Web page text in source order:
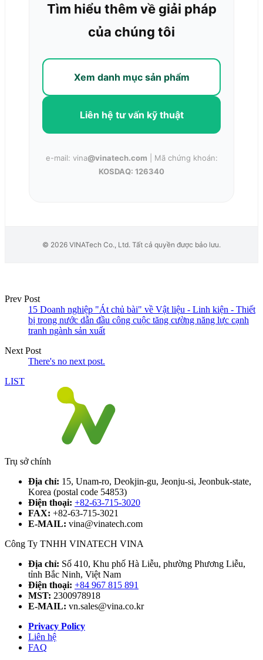
Tìm hiểu thêm về giải pháp
của chúng tôi
Xem danh mục sản phẩm
Liên hệ tư vấn kỹ thuật
e-mail: vina@vinatech.com | Mã chứng khoán:
KOSDAQ: 126340
© 2026 VINATech Co., Ltd. Tất cả quyền được bảo lưu.
Prev Post
15 Doanh nghiệp "Át chủ bài" về Vật liệu - Linh kiện - Thiết
bị trong nước dẫn đầu công cuộc tăng cường năng lực cạnh
tranh ngành sản xuất
Next Post
There's no next post.
LIST
Trụ sở chính
Địa chỉ: 15, Unam-ro, Deokjin-gu, Jeonju-si, Jeonbuk-state,
Korea (postal code 54853)
Điện thoại: +82-63-715-3020
FAX: +82-63-715-3021
E-MAIL: vina@vinatech.com
Công Ty TNHH VINATECH VINA
Địa chỉ: Số 410, Khu phố Hà Liễu, phường Phương Liễu,
tỉnh Bắc Ninh, Việt Nam
Điện thoại: +84 967 815 891
MST: 2300978918
E-MAIL: vn.sales@vina.co.kr
Privacy Policy
Liên hệ
FAQ